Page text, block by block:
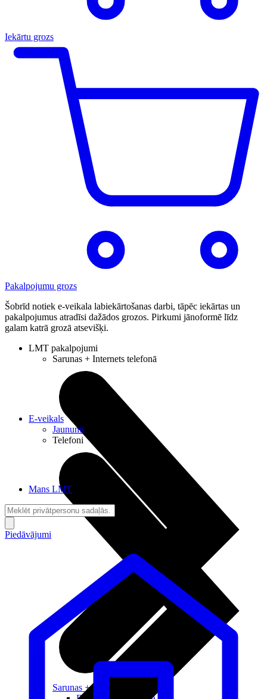
Iekārtu grozs
Pakalpojumu grozs
Šobrīd notiek e-veikala labiekārtošanas darbi, tāpēc iekārtas un
pakalpojumus atradīsi dažādos grozos. Pirkumi jānoformē līdz
galam katrā grozā atsevišķi.
LMT pakalpojumi
Sarunas + Internets telefonā
Sarunas + Internets
E-veikals
Jaunumi
Telefoni
Mans LMT
Piedāvājumi